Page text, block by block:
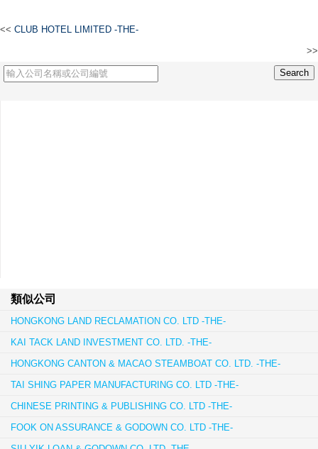
<< CLUB HOTEL LIMITED -THE-
>>
類似公司
HONGKONG LAND RECLAMATION CO. LTD -THE-
KAI TACK LAND INVESTMENT CO. LTD. -THE-
HONGKONG CANTON & MACAO STEAMBOAT CO. LTD. -THE-
TAI SHING PAPER MANUFACTURING CO. LTD -THE-
CHINESE PRINTING & PUBLISHING CO. LTD -THE-
FOOK ON ASSURANCE & GODOWN CO. LTD -THE-